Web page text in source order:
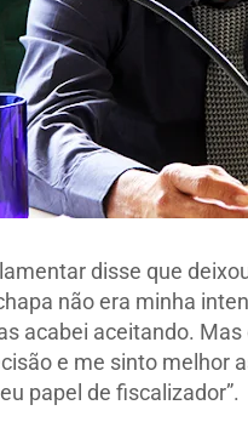
disse que
não era minha
acabei aceitando.
e me sinto melhor
papel de fiscalizador”.